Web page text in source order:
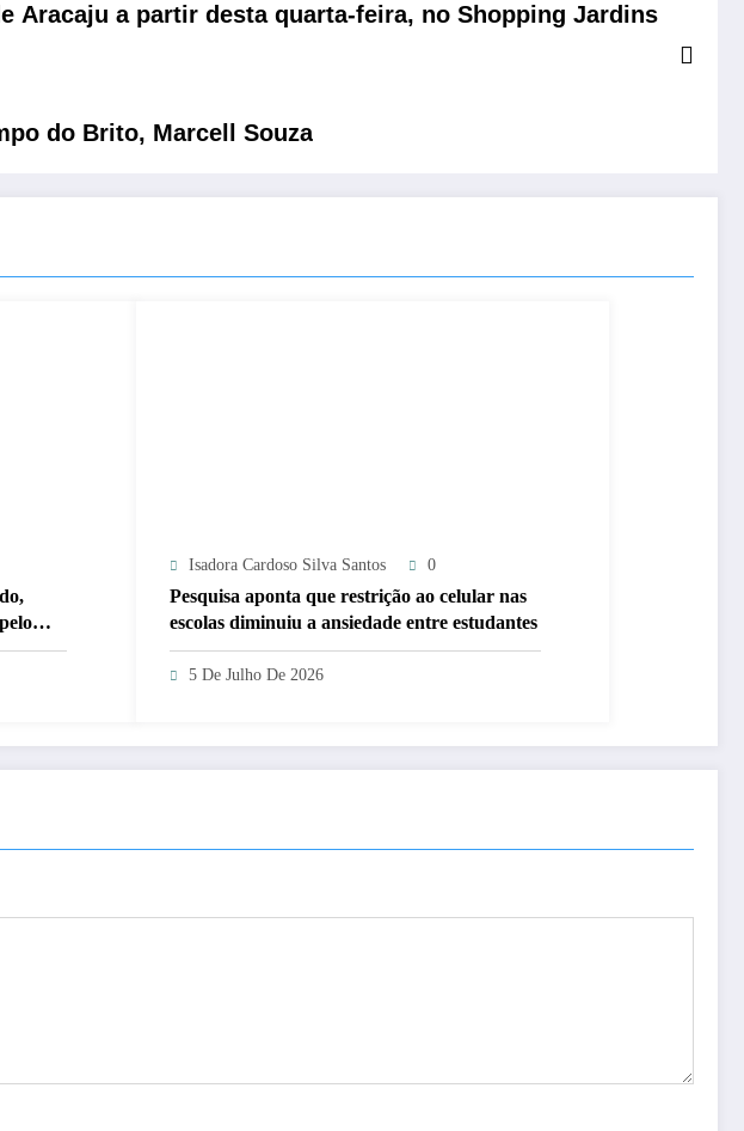
Aracaju a partir desta quarta-feira, no Shopping Jardins
do Brito, Marcell Souza
Isadora Cardoso Silva Santos 0
Pesquisa aponta que restrição ao celular nas
escolas diminuiu a ansiedade entre estudantes
5 De Julho De 2026